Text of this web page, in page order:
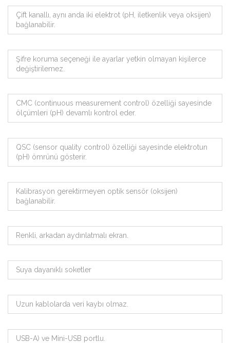
Çift kanallı, aynı anda iki elektrot (pH, iletkenlik veya oksijen)
bağlanabilir.
Şifre koruma seçeneği ile ayarlar yetkin olmayan kişilerce
değiştirilemez.
CMC (continuous measurement control) özelliği sayesinde
ölçümleri (pH) devamlı kontrol eder.
QSC (sensor quality control) özelliği sayesinde elektrotun
(pH) ömrünü gösterir.
Kalibrasyon gerektirmeyen optik sensör (oksijen)
bağlanabilir.
Renkli, arkadan aydınlatmalı ekran.
Suya dayanıklı soketler
Uzun kablolarda veri kaybı olmaz.
USB-A) ve Mini-USB portlu.